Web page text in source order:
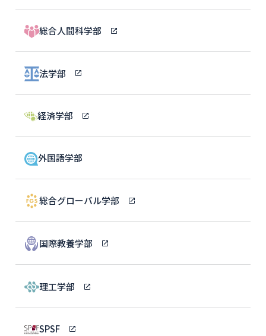
総合人間科学部
法学部
経済学部
外国語学部
総合グローバル学部
国際教養学部
理工学部
SPSF